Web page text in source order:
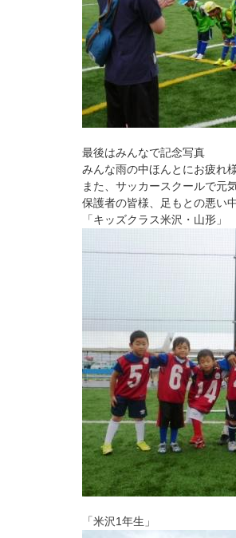
最後はみんなで記念写真
みんな雨の中ほんとにお疲れ
また、サッカースクールで元
保護者の皆様、足もとの悪い
「キッズクラス米沢・山形」
「米沢1年生」